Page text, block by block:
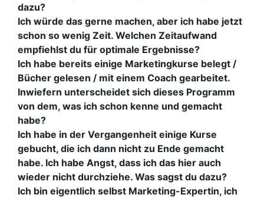
dazu?
Ich würde das gerne machen, aber ich habe jetzt
schon so wenig Zeit. Welchen Zeitaufwand
empfiehlst du für optimale Ergebnisse?
Ich habe bereits einige Marketingkurse belegt /
Bücher gelesen / mit einem Coach gearbeitet.
Inwiefern unterscheidet sich dieses Programm
von dem, was ich schon kenne und gemacht
habe?
Ich habe in der Vergangenheit einige Kurse
gebucht, die ich dann nicht zu Ende gemacht
habe. Ich habe Angst, dass ich das hier auch
wieder nicht durchziehe. Was sagst du dazu?
Ich bin eigentlich selbst Marketing-Expertin, ich